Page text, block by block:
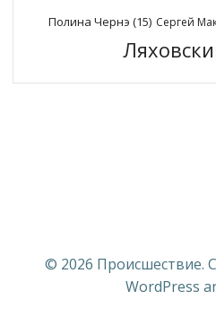
Полина Чернэ (15) Сергей
© 2026 Происшествие.
WordPress